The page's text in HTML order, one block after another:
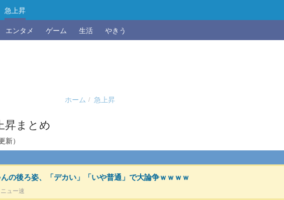
急上昇
エンタメ ゲーム 生活 やきう
ホーム 急上昇
昇まとめ
）
んの後ろ姿、「デカい」「いや普通」で大論争ｗｗｗｗ
ニュー速